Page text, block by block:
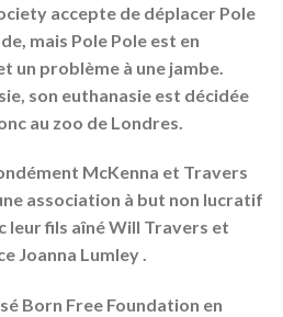
accepte de déplacer Pole
mais Pole Pole est en
un problème à une jambe.
son euthanasie est décidée
au zoo de Londres.
McKenna et Travers
association à but non lucratif
leur fils aîné Will Travers et
Joanna Lumley .
Born Free Foundation en